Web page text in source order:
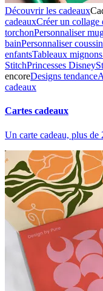
Découvrir les cadeaux
cadeauxCréer un collage
torchonPersonnaliser
bainPersonnaliser coussin
enfantsTableaux
StitchPrincesses Disney
encoreDesigns tendance
cadeaux
Cartes cadeaux
Un carte cadeau, plus de